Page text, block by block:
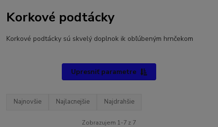
Korkové podtácky
Korkové podtácky sú skvelý doplnok ik obľúbeným hrnčekom
Upresniť parametre
Najnovšie Najlacnejšie Najdrahšie
Zobrazujem 1-7 z 7